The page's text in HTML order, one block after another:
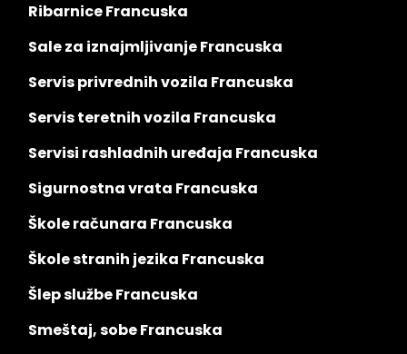
Ribarnice Francuska
Sale za iznajmljivanje Francuska
Servis privrednih vozila Francuska
Servis teretnih vozila Francuska
Servisi rashladnih uređaja Francuska
Sigurnostna vrata Francuska
Škole računara Francuska
Škole stranih jezika Francuska
Šlep službe Francuska
Smeštaj, sobe Francuska